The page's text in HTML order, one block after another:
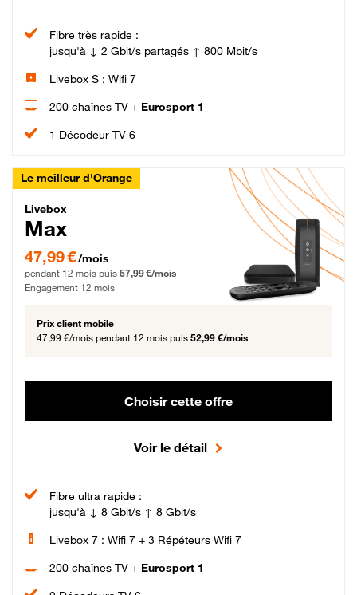
Fibre très rapide :
jusqu'à ↓ 2 Gbit/s partagés ↑ 800 Mbit/s
Livebox S : Wifi 7
200 chaînes TV + Eurosport 1
1 Décodeur TV 6
Le meilleur d'Orange
Livebox Max Fibre
Livebox
Max
47,99 € par mois pendant 12 mois puis 57,99 € par mois, Engagement 12 mois
47,99 €/mois
pendant 12 mois puis 57,99 €/mois
Engagement 12 mois
Prix client mobile
47,99 €/mois pendant 12 mois puis 52,99 €/mois
Choisir cette offre
Voir le détail
Fibre ultra rapide :
jusqu'à ↓ 8 Gbit/s ↑ 8 Gbit/s
Livebox 7 : Wifi 7 + 3 Répéteurs Wifi 7
200 chaînes TV + Eurosport 1